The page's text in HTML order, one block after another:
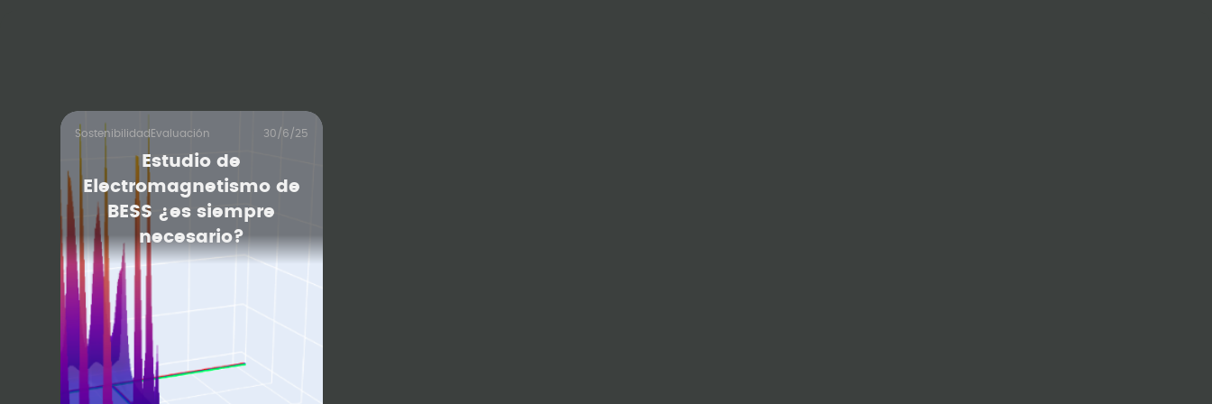
Sostenibilidad Evaluación 30/6/25
Estudio de
Electromagnetismo de
BESS ¿es siempre
necesario?